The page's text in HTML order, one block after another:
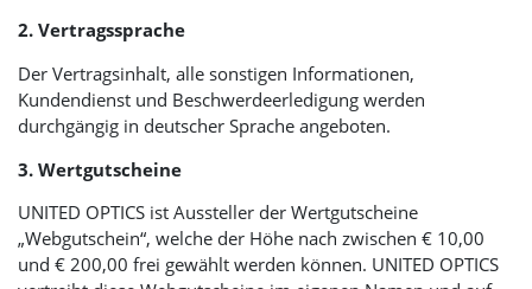
2. Vertragssprache
Der Vertragsinhalt, alle sonstigen Informationen,
Kundendienst und Beschwerdeerledigung werden
durchgängig in deutscher Sprache angeboten.
3. Wertgutscheine
UNITED OPTICS ist Aussteller der Wertgutscheine
„Webgutschein“, welche der Höhe nach zwischen € 10,00
und € 200,00 frei gewählt werden können. UNITED OPTICS